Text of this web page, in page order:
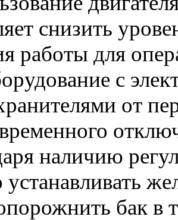
снизить
работы для
с
от
наличию
бак